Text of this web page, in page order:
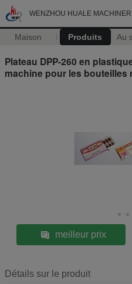
WENZHOU HUALE
Maison Produits Au
Plateau DPP-260 en
machine pour les bouteilles
meilleur prix
Détails sur le produit